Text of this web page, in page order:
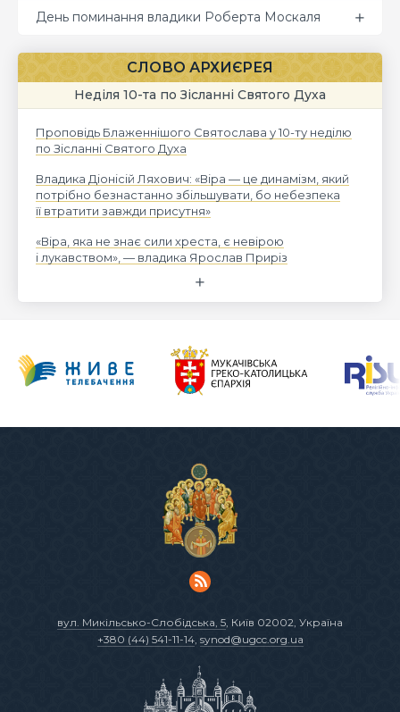
День поминання владики Роберта Москаля
СЛОВО АРХИЄРЕЯ
Неділя 10-та по Зісланні Святого Духа
Проповідь Блаженнішого Святослава у 10-ту неділю
по Зісланні Святого Духа
Владика Діонісій Ляхович: «Віра — це динамізм, який
потрібно безнастанно збільшувати, бо небезпека
її втратити завжди присутня»
«Віра, яка не знає сили хреста, є невірою
і лукавством», — владика Ярослав Приріз
вул. Микільсько-Слобідська, 5 , Київ 02002, Україна
+380 (44) 541-11-14, synod@ugcc.org.ua